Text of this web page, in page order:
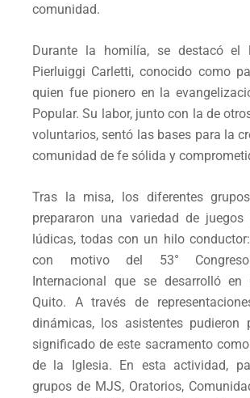
comunidad.
Durante la homilía, se destacó el
Pierluiggi Carletti, conocido como
quien fue pionero en la
Popular. Su labor, junto con la de
voluntarios, sentó las bases para la
comunidad de fe sólida y
Tras la misa, los diferentes
prepararon una variedad de
lúdicas, todas con un hilo
con motivo del 53° Congreso
Internacional que se desarrolló
Quito. A través de
dinámicas, los asistentes pudieron
significado de este sacramento
de la Iglesia. En esta actividad,
grupos de MJS, Oratorios,